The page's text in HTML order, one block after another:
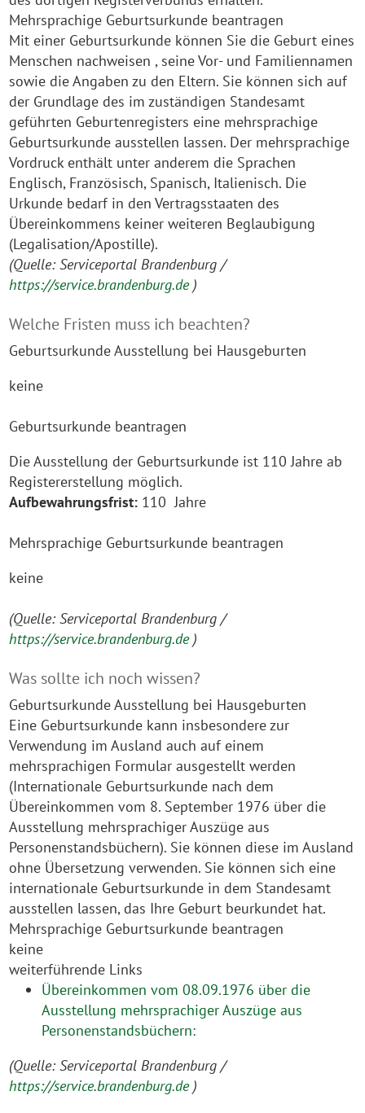
Mehrsprachige Geburtsurkunde beantragen
Mit einer Geburtsurkunde können Sie die Geburt eines
Menschen nachweisen , seine Vor- und Familiennamen
sowie die Angaben zu den Eltern. Sie können sich auf
der Grundlage des im zuständigen Standesamt
geführten Geburtenregisters eine mehrsprachige
Geburtsurkunde ausstellen lassen. Der mehrsprachige
Vordruck enthält unter anderem die Sprachen
Englisch, Französisch, Spanisch, Italienisch. Die
Urkunde bedarf in den Vertragsstaaten des
Übereinkommens keiner weiteren Beglaubigung
(Legalisation/Apostille).
(Quelle: Serviceportal Brandenburg /
https://service.brandenburg.de)
Welche Fristen muss ich beachten?
Geburtsurkunde Ausstellung bei Hausgeburten
keine
Geburtsurkunde beantragen
Die Ausstellung der Geburtsurkunde ist 110 Jahre ab
Registererstellung möglich.
Aufbewahrungsfrist: 110 Jahre
Mehrsprachige Geburtsurkunde beantragen
keine
(Quelle: Serviceportal Brandenburg /
https://service.brandenburg.de)
Was sollte ich noch wissen?
Geburtsurkunde Ausstellung bei Hausgeburten
Eine Geburtsurkunde kann insbesondere zur
Verwendung im Ausland auch auf einem
mehrsprachigen Formular ausgestellt werden
(Internationale Geburtsurkunde nach dem
Übereinkommen vom 8. September 1976 über die
Ausstellung mehrsprachiger Auszüge aus
Personenstandsbüchern). Sie können diese im Ausland
ohne Übersetzung verwenden. Sie können sich eine
internationale Geburtsurkunde in dem Standesamt
ausstellen lassen, das Ihre Geburt beurkundet hat.
Mehrsprachige Geburtsurkunde beantragen
keine
weiterführende Links
Übereinkommen vom 08.09.1976 über die
Ausstellung mehrsprachiger Auszüge aus
Personenstandsbüchern:
(Quelle: Serviceportal Brandenburg /
https://service.brandenburg.de)